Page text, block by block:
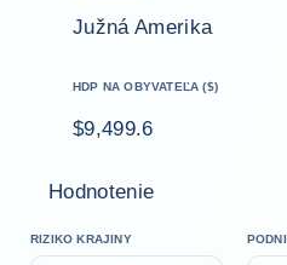
Južná Amerika
HDP NA OBYVATEĽA ($)
$9,499.6
Hodnotenie
RIZIKO KRAJINY